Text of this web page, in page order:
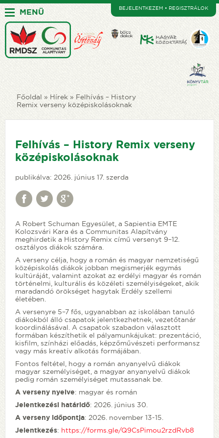
MENÜ BEJELENTKEZEM • REGISZTRÁLOK
Főoldal Hírek
Felhívás – History
Remix verseny középiskolásoknak
Felhívás – History Remix verseny
középiskolásoknak
publikálva: 2026. június 17. szerda
A Robert Schuman Egyesület, a Sapientia EMTE
Kolozsvári Kara és a Communitas Alapítvány
meghirdetik a History Remix című versenyt 9–12.
osztályos diákok számára.
A verseny célja, hogy a román és magyar nemzetiségű
középiskolás diákok jobban megismerjék egymás
kultúráját, valamint azokat az erdélyi magyar és román
történelmi, kulturális és közéleti személyiségeket, akik
maradandó örökséget hagytak Erdély szellemi
életében.
A versenyre 5–7 fős, ugyanabban az iskolában tanuló
diákokból álló csapatok jelentkezhetnek, vezetőtanár
koordinálásával. A csapatok szabadon választott
formában készíthetik el pályamunkájukat: prezentáció,
kisfilm, színházi előadás, képzőművészeti performansz
vagy más kreatív alkotás formájában.
Fontos feltétel, hogy a román anyanyelvű diákok
magyar személyiséget, a magyar anyanyelvű diákok
pedig román személyiséget mutassanak be.
A verseny nyelve: magyar és román
Jelentkezési határidő: 2026. június 30.
A verseny időpontja: 2026. november 13-15.
Jelentkezés: https://forms.gle/Q9CsPimou2rzdRvb8